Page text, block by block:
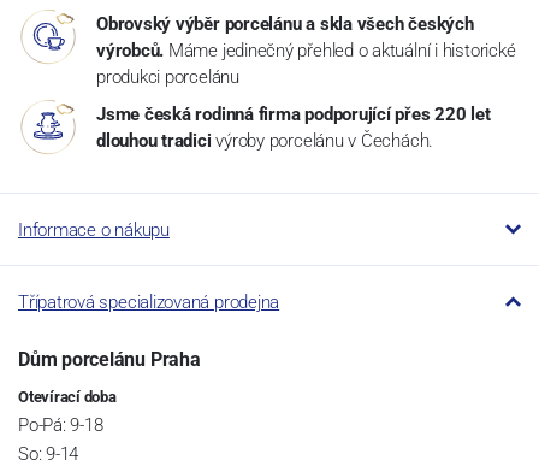
Obrovský výběr porcelánu a skla všech českých
výrobců. Máme jedinečný přehled o aktuální i historické
produkci porcelánu
Jsme česká rodinná firma podporující přes 220 let
dlouhou tradici výroby porcelánu v Čechách.
Informace o nákupu
Třípatrová specializovaná prodejna
Dům porcelánu Praha
Otevírací doba
Po-Pá: 9-18
So: 9-14